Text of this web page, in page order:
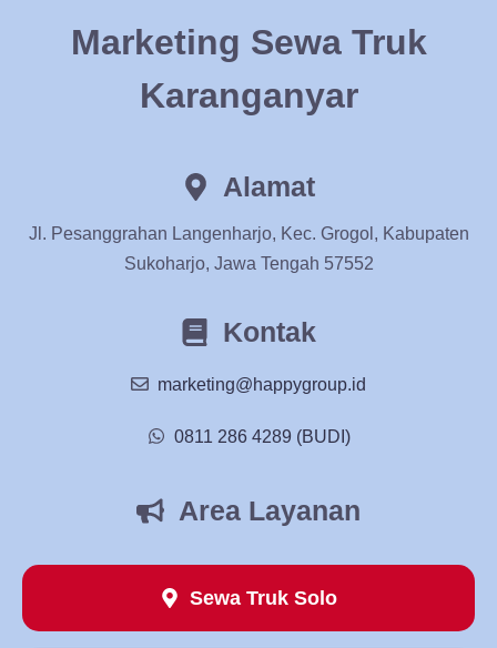
Marketing Sewa Truk
Karanganyar
Alamat
Jl. Pesanggrahan Langenharjo, Kec. Grogol, Kabupaten
Sukoharjo, Jawa Tengah 57552
Kontak
marketing@happygroup.id
0811 286 4289 (BUDI)
Area Layanan
Sewa Truk Solo